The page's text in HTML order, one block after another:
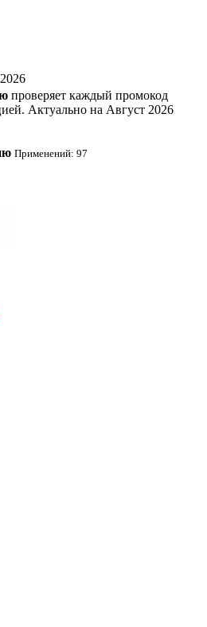
проверяет каждый промокод
Актуально на Август 2026
Применений: 97